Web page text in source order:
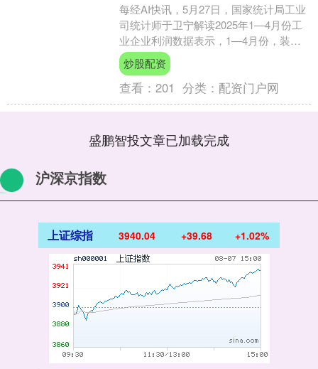
每经AI快讯，5月27日，国家统计局工业
司统计师于卫宁解读2025年1—4月份工
业企业利润数据表示，1—4月份，装备
制造业利润同比增长11.2%，较1—3月份
加....
炒股配资
查看：201 分类： 配资门户网
盛鹏智投文章已加载完成
沪深京指数
上证综指 3940.04 +39.68 +1.02%